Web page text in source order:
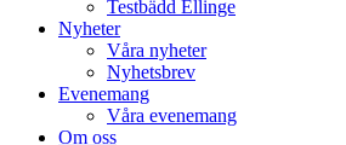
Testbädd Ellinge
Nyheter
Våra nyheter
Nyhetsbrev
Evenemang
Våra evenemang
Om oss